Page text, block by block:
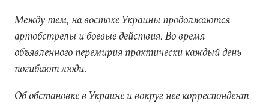
Между тем, на востоке Украины продолжаются
артобстрелы и боевые действия. Во время
объявленного перемирия практически каждый день
погибают люди.
Об обстановке в Украине и вокруг нее корреспондент